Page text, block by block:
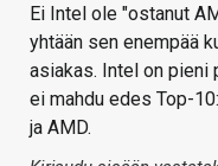
Ei Intel ole "ostanut
yhtään sen enempää
asiakas. Intel on pieni
ei mahdu edes Top-
ja AMD.